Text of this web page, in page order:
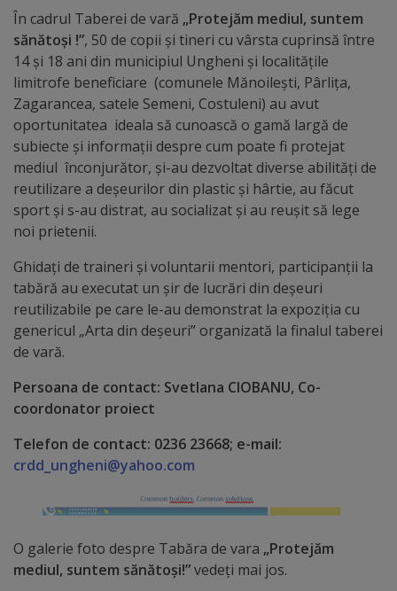
marcante
Sportivi
de
performanță
Orașul
în
imagini
Galerie
video
Galerii
foto
Administrație
Primărie
Viceprimari
În cadrul Taberei de vară „Protejăm mediul, suntem
sănătoși !”, 50 de copii și tineri cu vârsta cuprinsă între
14 și 18 ani din municipiul Ungheni și localitățile
limitrofe beneficiare (comunele Mănoilești, Pârlița,
Zagarancea, satele Semeni, Costuleni) au avut
oportunitatea ideala să cunoască o gamă largă de
subiecte și informații despre cum poate fi protejat
mediul înconjurător, și-au dezvoltat diverse abilități de
reutilizare a deșeurilor din plastic și hârtie, au făcut
sport și s-au distrat, au socializat și au reușit să lege
noi prietenii.
Ghidați de traineri și voluntarii mentori, participanții la
tabără au executat un șir de lucrări din deșeuri
reutilizabile pe care le-au demonstrat la expoziția cu
genericul „Arta din deșeuri” organizată la finalul taberei
de vară.
Persoana de contact: Svetlana CIOBANU, Co-
coordonator proiect
Telefon de contact: 0236 23668; e-mail:
crdd_ungheni@yahoo.com
O galerie foto despre Tabăra de vara „Protejăm
mediul, suntem sănătoși!”vedeți mai jos.